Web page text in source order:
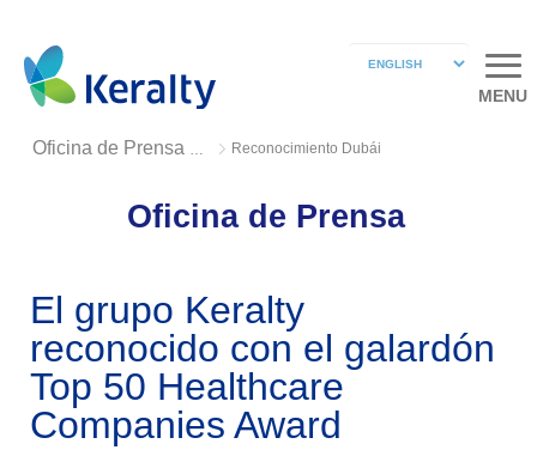
MENU
Oficina de Prensa 2018 Reconocimiento Dubái
Oficina de Prensa
El grupo Keralty
reconocido con el galardón
Top 50 Healthcare
Companies Award